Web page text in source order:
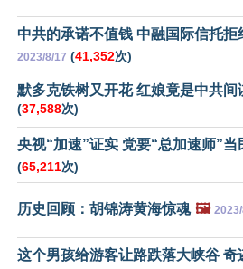
中共的承诺不值钱 中融国际信托拒
2023/8/17 (41,352次)
默多克铁树又开花 红娘竟是中共间
(37,588次)
央视“加速”证实 党要“总加速师”当
(65,211次)
历史回顾：胡锦涛黄海惊魂 🖼️
这个男孩给游客让路跌落大峡谷 奇